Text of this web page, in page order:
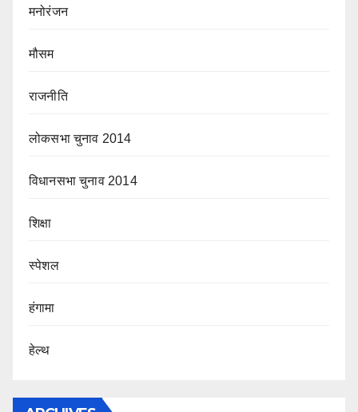
मनोरंजन
मौसम
राजनीति
लोकसभा चुनाव 2014
विधानसभा चुनाव 2014
शिक्षा
स्पेशल
हंगामा
हेल्थ